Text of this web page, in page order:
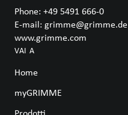
Phone: +49 5491 666-0
E-mail: grimme@grimme.de
www.grimme.com
VAI A
Home
myGRIMME